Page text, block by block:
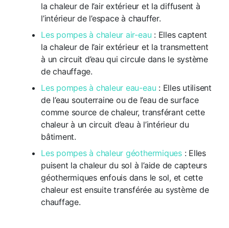
la chaleur de l’air extérieur et la diffusent à
l’intérieur de l’espace à chauffer.
Les pompes à chaleur air-eau : Elles captent
la chaleur de l’air extérieur et la transmettent
à un circuit d’eau qui circule dans le système
de chauffage.
Les pompes à chaleur eau-eau : Elles utilisent
de l’eau souterraine ou de l’eau de surface
comme source de chaleur, transférant cette
chaleur à un circuit d’eau à l’intérieur du
bâtiment.
Les pompes à chaleur géothermiques: Elles
puisent la chaleur du sol à l’aide de capteurs
géothermiques enfouis dans le sol, et cette
chaleur est ensuite transférée au système de
chauffage.